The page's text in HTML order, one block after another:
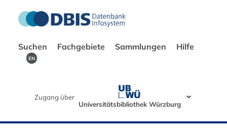
Suchen Fachgebiete Sammlungen Hilfe
EN
Zugang über
Universitätsbibliothek Würzburg